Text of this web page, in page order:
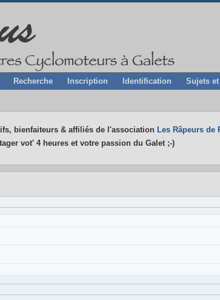
Recherche Inscription Identification Sujets
bienfaiteurs & affiliés de l'association Les Râpeurs de
vot' 4 heures et votre passion du Galet ;-)